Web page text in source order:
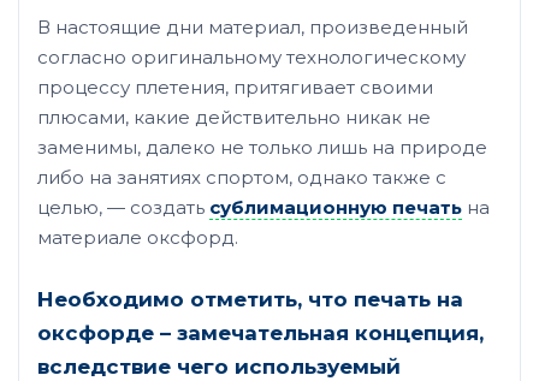
В настоящие дни материал, произведенный
согласно оригинальному технологическому
процессу плетения, притягивает своими
плюсами, какие действительно никак не
заменимы, далеко не только лишь на природе
либо на занятиях спортом, однако также с
целью, — создать сублимационную печать на
материале оксфорд.
Необходимо отметить, что печать на
оксфорде – замечательная концепция,
вследствие чего используемый